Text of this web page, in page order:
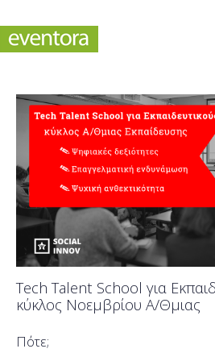
Tech Talent School για
κύκλος Νοεμβρίου Α/Θμιας
Πότε;